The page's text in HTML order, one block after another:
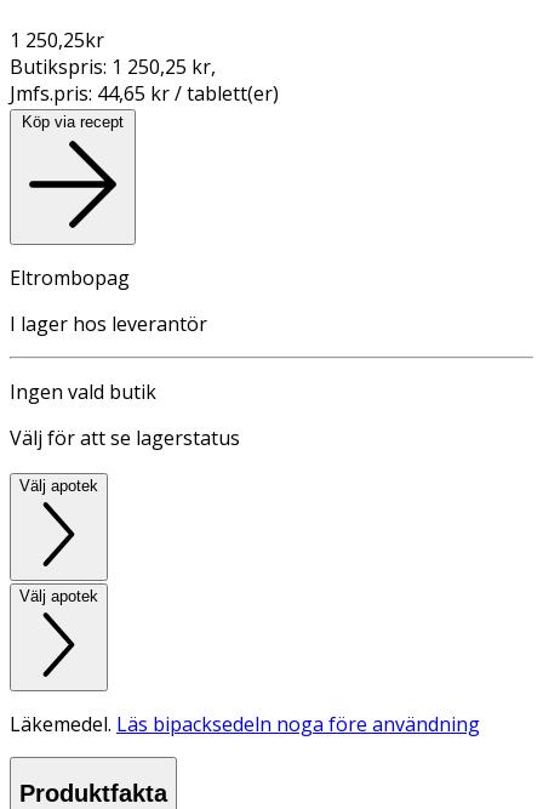
1 250,25kr
Butikspris: 1 250,25 kr,
Jmfs.pris: 44,65 kr / tablett(er)
Köp via recept
Eltrombopag
I lager hos leverantör
Ingen vald butik
Välj för att se lagerstatus
Välj apotek
Välj apotek
Läkemedel. Läs bipacksedeln noga före användning
Produktfakta